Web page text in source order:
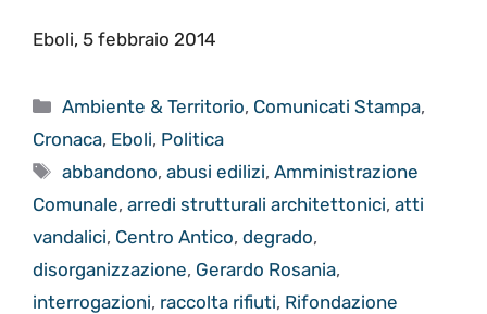
Eboli, 5 febbraio 2014
Categorie
Ambiente & Territorio, Comunicati Stampa,
Cronaca, Eboli, Politica
Tag
abbandono,abusi edilizi,Amministrazione
Comunale, arredi strutturali architettonici, atti
vandalici, Centro Antico, degrado,
disorganizzazione, Gerardo Rosania,
interrogazioni, raccolta rifiuti, Rifondazione